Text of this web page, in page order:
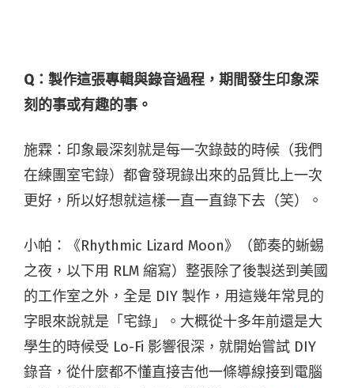
Q：製作這張專輯與錄音過程，期間發生印象深
刻的事或有趣的事。
施霖：印象最深刻就是每一次錄鼓的時候（我們
在練團室宅錄）都會發現錄出來的品質比上一次
更好，所以好想就這樣一直一直錄下去（笑）。
小帕：《Rhythmic Lizard Moon》（節奏的蜥蜴
之夜，以下用 RLM 縮寫）整張除了後製送到美國
的工作室之外，全是 DIY 製作，用這幾年常見的
字眼來說就是「宅錄」。大概從十多年前還是大
學生的時候受 Lo-Fi 影響很深，就開始嘗試 DIY
錄音，從什麼都不懂直接吉他一條導線接到電腦